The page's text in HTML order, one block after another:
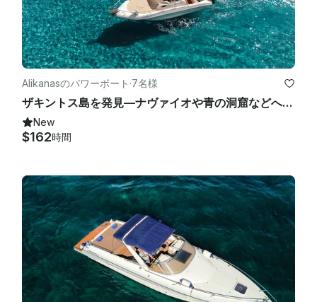
Alikanasのパワーボート ·7名様
ザキントス島を発見—ナヴァイオや青の洞窟などへのプライベートクルーズ！
New
$162時間